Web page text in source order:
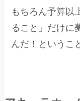
もちろん予算以
ること」だけに
んだ！というこ